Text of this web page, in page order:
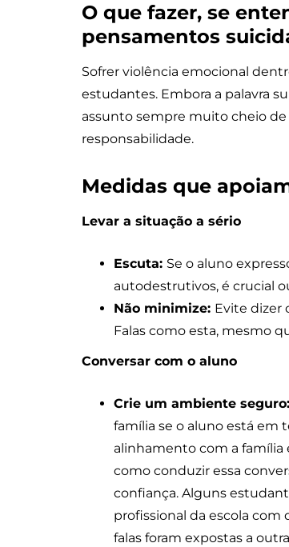
O que fazer, se
pensamentos
Sofrer violência emocional
estudantes. Embora a palavra
assunto sempre muito cheio de
responsabilidade.
Medidas que
Levar a situação a sério
Escuta: Se o aluno
autodestrutivos, é crucial
Não minimize: Evite dizer
Falas como esta, mesmo
Conversar com o aluno
Crie um ambiente seguro:
família se o aluno está em
alinhamento com a
como conduzir essa
confiança. Alguns
profissional da escola com
falas foram expostas a